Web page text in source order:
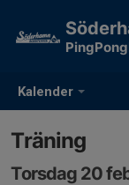
Kalender
Träning
Torsdag 20